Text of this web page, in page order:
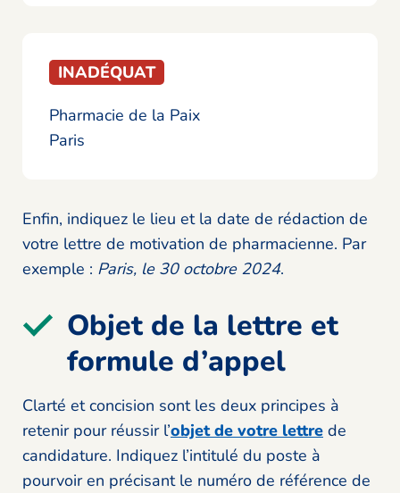
INADÉQUAT
Pharmacie de la Paix
Paris
Enfin, indiquez le lieu et la date de rédaction de
votre lettre de motivation de pharmacienne. Par
exemple : Paris, le 30 octobre 2024.
Objet de la lettre et
formule d’appel
Clarté et concision sont les deux principes à
retenir pour réussir l’objet de votre lettre de
candidature. Indiquez l’intitulé du poste à
pourvoir en précisant le numéro de référence de